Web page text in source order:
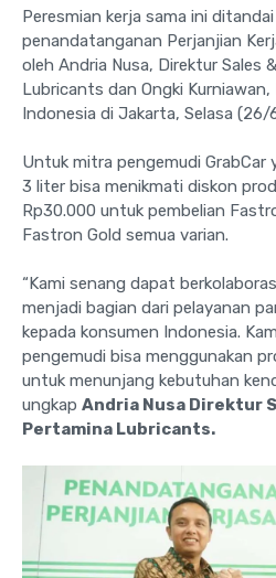
Peresmian kerja sama ini
penandatanganan Perjanjian
oleh Andria Nusa, Direktur Sales
Lubricants dan Ongki
Indonesia di Jakarta, Selasa (26/
Untuk mitra pengemudi GrabCar
3 liter bisa menikmati diskon
Rp30.000 untuk pembelian
Fastron Gold semua varian.
“Kami senang dapat
menjadi bagian dari pelayanan
kepada konsumen Indonesia.
pengemudi bisa menggunakan
untuk menunjang kebutuhan
ungkap Andria Nusa Direktur
Pertamina Lubricants.